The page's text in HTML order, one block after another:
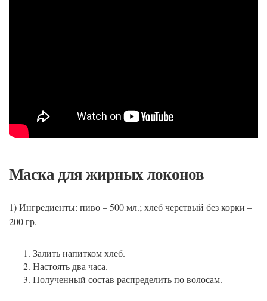
Маска для жирных локонов
1) Ингредиенты: пиво – 500 мл.; хлеб черствый без корки –
200 гр.
Залить напитком хлеб.
Настоять два часа.
Полученный состав распределить по волосам.